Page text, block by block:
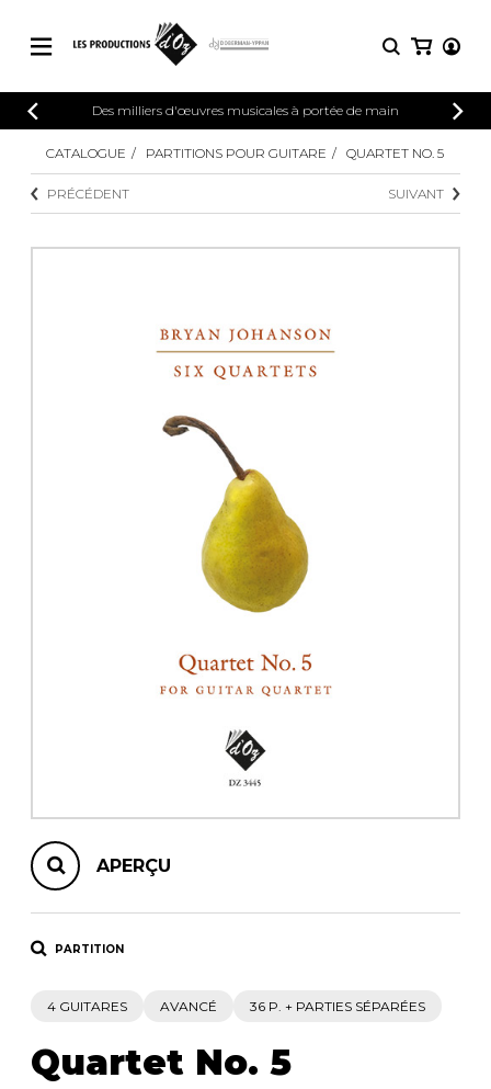
CATALOGUE
Explorez notre catalogue de partitions
riche en œuvres originales et en
arrangements de qualité.
PARTITIONS POUR ENSEMBLES
CONNEXION
INSCRIPTION
Des milliers d'œuvres musicales à portée de main
PARTITIONS
Méthodes
CATALOGUE PARTITIONS POUR GUITARE QUARTET NO. 5
PRÉCÉDENT SUIVANT
APERÇU
PARTITION
4 GUITARES AVANCÉ 36 P. + PARTIES SÉPARÉES
Quartet No. 5